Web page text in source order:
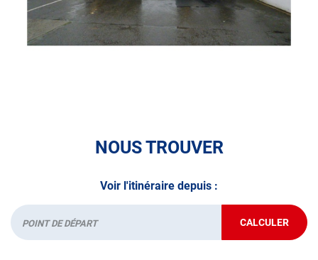
véhicule : Prenez RDV dans votrecentre de contrôle
technique.
NOUS TROUVER
Voir l'itinéraire depuis :
Départ CALCULER
JUSQU'AU
POINT